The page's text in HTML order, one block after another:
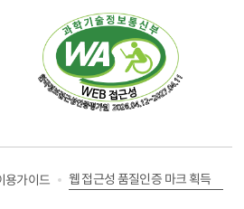
용가이드 웹 접근성 품질인증 마크 획득